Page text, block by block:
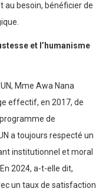
au besoin, bénéficier de
et l’humanisme
Mme Awa Nana
effectif, en 2017, de
de
a toujours respecté un
institutionnel et moral
2024, a-t-elle dit,
un taux de satisfaction